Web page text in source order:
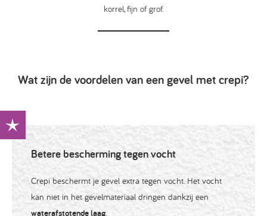
korrel, fijn of grof.
Wat zijn de voordelen van een gevel met crepi?
Betere bescherming tegen vocht
Crepi beschermt je gevel extra tegen vocht. Het vocht
kan niet in het gevelmateriaal dringen dankzij een
waterafstotende laag.